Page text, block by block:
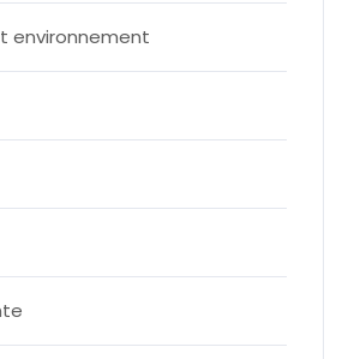
environnement